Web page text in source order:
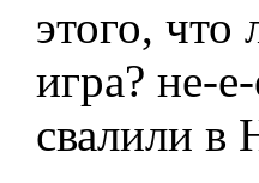
этого, что
игра? не-
свалили в